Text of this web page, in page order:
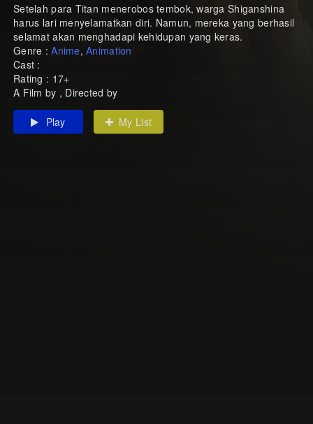
Setelah para Titan menerobos tembok, warga Shiganshina
harus lari menyelamatkan diri. Namun, mereka yang berhasil
selamat akan menghadapi kehidupan yang keras.
Genre :Anime,Animation
Cast :
Rating : 17+
A Film by , Directed by
Play My List